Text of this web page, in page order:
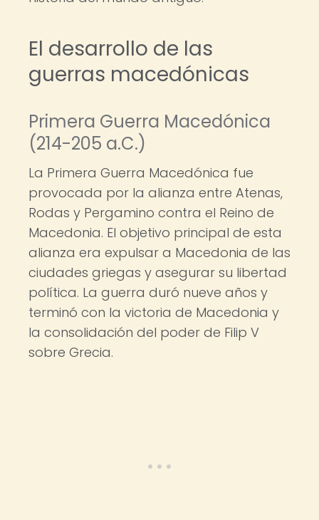
El desarrollo de las
guerras macedónicas
Primera Guerra Macedónica
(214-205 a.C.)
La Primera Guerra Macedónica fue
provocada por la alianza entre Atenas,
Rodas y Pergamino contra el Reino de
Macedonia. El objetivo principal de esta
alianza era expulsar a Macedonia de las
ciudades griegas y asegurar su libertad
política. La guerra duró nueve años y
terminó con la victoria de Macedonia y
la consolidación del poder de Filip V
sobre Grecia.